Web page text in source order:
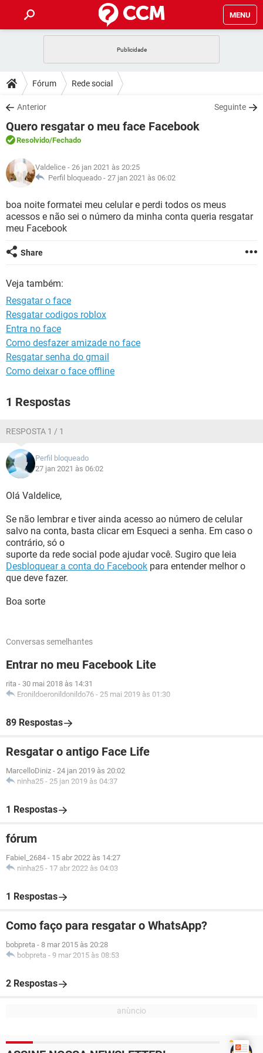
MENU
CELULAR
OUTLOOK
INSTAGRAM GMAIL
GUIA DE COMPRAS
DICAS
JOGOS
OUTLOOK
INSTAGRAM
GUIA DE COMPRAS
DOWNLOADS
JOGOS WHATSAPP
CELULAR
OUTLOOK
INSTAGRAM
GUIA DE COMPRAS
FÓRUM
JOGOS
CELULAR FACEBOOK
INSTAGRAM GMAIL
GLOSSÁRIO
JOGOS
CELULAR FACEBOOK
OUTLOOK
INSTAGRAM
Fórum Rede social
Anterior Seguinte
Quero resgatar o meu face Facebook
Resolvido/Fechado
Valdelice - 26 jan 2021 às 20:25
Perfil bloqueado - 27 jan 2021 às 06:02
boa noite formatei meu celular e perdi todos os meus
acessos e não sei o número da minha conta queria resgatar
meu Facebook
Share
Veja também:
Resgatar o face
Resgatar codigos roblox
Entra no face
Como desfazer amizade no face
Resgatar senha do gmail
Como deixar o face offline
1 Respostas
RESPOSTA 1 / 1
Perfil bloqueado
27 jan 2021 às 06:02
Olá Valdelice,
Se não lembrar e tiver ainda acesso ao número de celular
salvo na conta, basta clicar em Esqueci a senha. Em caso o
contrário, só o
suporte da rede social pode ajudar você. Sugiro que leia
Desbloquear a conta do Facebook para entender melhor o
que deve fazer.
Boa sorte
Conversas semelhantes
Entrar no meu Facebook Lite
rita - 30 mai 2018 às 14:31
Eronildoeronildonildo76 - 25 mai 2019 às 01:30
89 Respostas
Resgatar o antigo Face Life
MarcelloDiniz - 24 jan 2019 às 20:02
ninha25 - 25 jan 2019 às 04:37
1 Respostas
fórum
Fabiel_2684 - 15 abr 2022 às 14:27
ninha25 - 17 abr 2022 às 04:03
1 Respostas
Como faço para resgatar o WhatsApp?
bobpreta - 8 mar 2015 às 20:28
bobpreta - 9 mar 2015 às 08:53
2 Respostas